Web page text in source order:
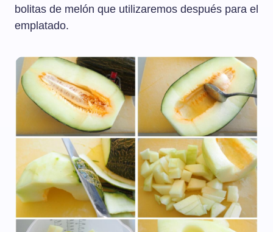
bolitas de melón que utilizaremos después para el
emplatado.